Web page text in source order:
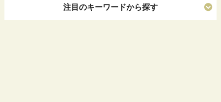
注目のキーワードから探す